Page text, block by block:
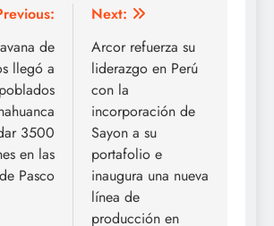
de
llegó a
3500
en las
Pasco
Next:
Arcor refuerza su
liderazgo en Perú
con la
incorporación de
Sayon a su
portafolio e
inaugura una nueva
línea de
producción en